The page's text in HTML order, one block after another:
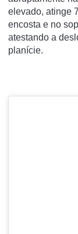
elevado, atinge
encosta e no
atestando a
planície.